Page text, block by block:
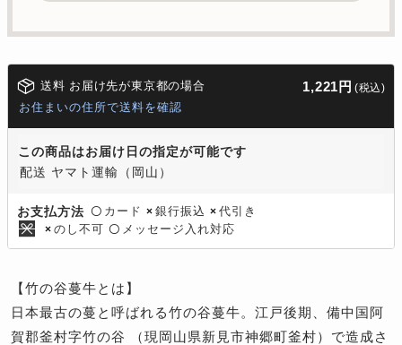
送料 お届け先が東京都の場合 1,221円 (税込)
お住まいの住所で送料を確認
この商品はお届け日の指定が可能です
配送 ヤマト運輸（岡山）
お支払方法 〇 カード × 銀行振込 × 代引き
× のし不可 〇 メッセージ入れ対応
【竹の谷蔓牛とは】
日本最古の蔓と呼ばれる竹の谷蔓牛。江戸後期、備中国阿
賀郡釜村字竹の谷 （現岡山県新見市神郷町釜村）で造成さ